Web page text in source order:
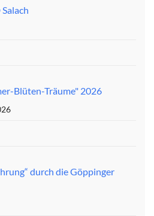
Blüten-Träume" 2026
durch die Göppinger